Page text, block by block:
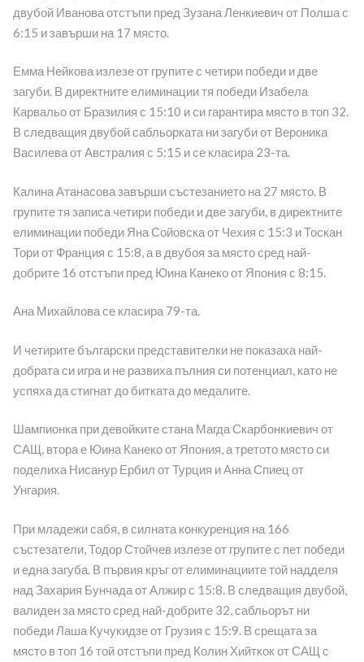
двубой Иванова отстъпи пред Зузана Ленкиевич от Полша с
6:15 и завърши на 17 място.
Емма Нейкова излезе от групите с четири победи и две
загуби. В директните елиминации тя победи Изабела
Карвальо от Бразилия с 15:10 и си гарантира място в топ 32.
В следващия двубой сабльорката ни загуби от Вероника
Василева от Австралия с 5:15 и се класира 23-та.
Калина Атанасова завърши състезанието на 27 място. В
групите тя записа четири победи и две загуби, в директните
елиминации победи Яна Сойовска от Чехия с 15:3 и Тоскан
Тори от Франция с 15:8, а в двубоя за място сред най-
добрите 16 отстъпи пред Юина Канеко от Япония с 8:15.
Ана Михайлова се класира 79-та.
И четирите български представителки не показаха най-
добрата си игра и не развиха пълния си потенциал, като не
успяха да стигнат до битката до медалите.
Шампионка при девойките стана Магда Скарбонкиевич от
САЩ, втора е Юина Канеко от Япония, а третото място си
поделиха Нисанур Ербил от Турция и Анна Спиец от
Унгария.
При младежи сабя, в силната конкуренция на 166
състезатели, Тодор Стойчев излезе от групите с пет победи
и една загуба. В първия кръг от елиминациите той надделя
над Захария Бунчада от Алжир с 15:8. В следващия двубой,
валиден за място сред най-добрите 32, сабльорът ни
победи Лаша Кучукидзе от Грузия с 15:9. В срещата за
място в топ 16 той отстъпи пред Колин Хийткок от САЩ с